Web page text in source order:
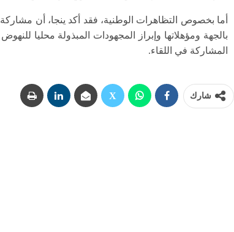
أما بخصوص التظاهرات الوطنية، فقد أكد ينجا، أن
بالجهة ومؤهلاتها وإبراز المجهودات المبذولة محليا
المشاركة في اللقاء.
شارك